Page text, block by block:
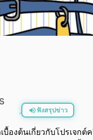
ฟังสรุปข่าว
องต้นเกี่ยวกับโปรเจก